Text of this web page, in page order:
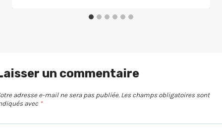
un commentaire
adresse e-mail ne sera pas publiée. Les champs obligatoires sont
avec *